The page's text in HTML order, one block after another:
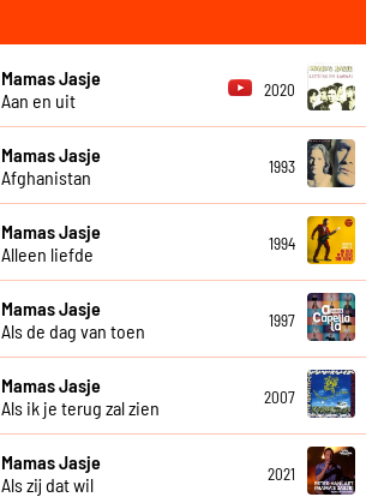
Mamas Jasje
Aan en uit
2020
Mamas Jasje
Afghanistan
1993
Mamas Jasje
Alleen liefde
1994
Mamas Jasje
Als de dag van toen
1997
Mamas Jasje
Als ik je terug zal zien
2007
Mamas Jasje
Als zij dat wil
2021